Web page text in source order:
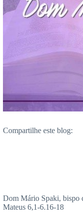
Compartilhe este blog:
Dom Mário Spaki, bispo
Mateus 6,1-6.16-18